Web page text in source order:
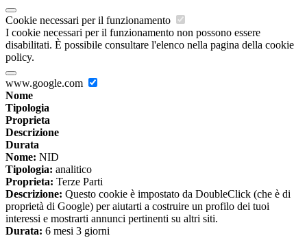
Cookie necessari per il funzionamento
I cookie necessari per il funzionamento non possono essere
disabilitati. È possibile consultare l'elenco nella pagina della cookie
policy.
www.google.com
Nome
Tipologia
Proprieta
Descrizione
Durata
Nome: NID
Tipologia: analitico
Proprieta: Terze Parti
Descrizione: Questo cookie è impostato da DoubleClick (che è di
proprietà di Google) per aiutarti a costruire un profilo dei tuoi
interessi e mostrarti annunci pertinenti su altri siti.
Durata: 6 mesi 3 giorni